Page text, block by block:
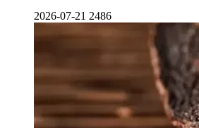
2026-07-21 2486